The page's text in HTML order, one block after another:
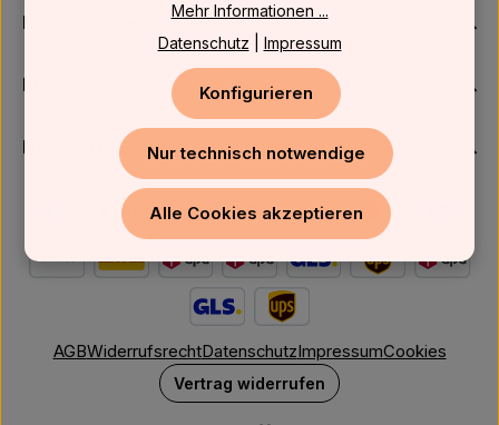
Firmenkunden
Kundenservice
Newsletter
AGBWiderrufsrechtDatenschutzImpressumCookies
Vertrag widerrufen
Mehr Informationen ...
Datenschutz
Impressum
Nur technisch notwendige
Konfigurieren
Alle Cookies akzeptieren